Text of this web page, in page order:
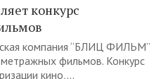
конкурс
компания “БЛИЦ ФИЛЬМ”
фильмов. Конкурс
кино,...